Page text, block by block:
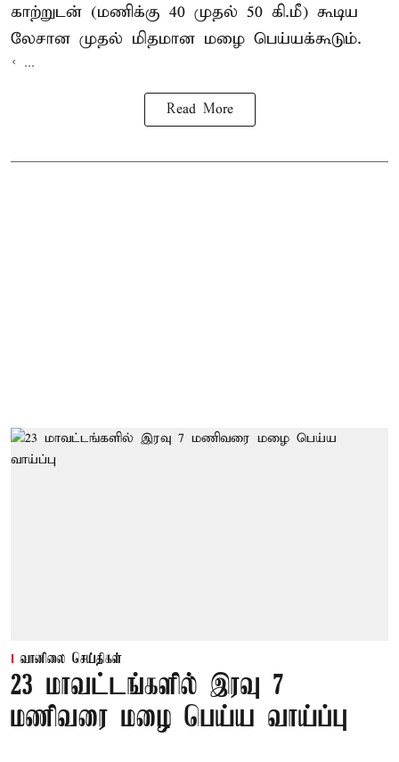
காற்றுடன் (மணிக்கு 40 முதல் 50 கி.மீ) கூடிய
லேசான முதல் மிதமான மழை பெய்யக்கூடும்.
< ...
Read More
வானிலை செய்திகள்
23 மாவட்டங்களில் இரவு 7
மணிவரை மழை பெய்ய வாய்ப்பு